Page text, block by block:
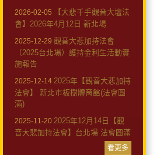
2026-02-05
【大悲千手觀音大壇法
會】2026年4月12日 新北場
2025-12-29 觀音大悲加持法會
（2025台北場）護持金利生活動實
施報告
2025-12-14 2025年【觀音大悲加持
法會】 新北市板樹體育館(法會圓
滿)
2025-11-20 2025年12月14日【觀
音大悲加持法會】台北場 法會圓滿
看更多